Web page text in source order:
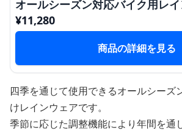
オールシーズン対応バイク用レ
¥11,280
商品の詳細を見る
四季を通じて使用できるオールシーズ
けレインウェアです。
季節に応じた調整機能により年間を通